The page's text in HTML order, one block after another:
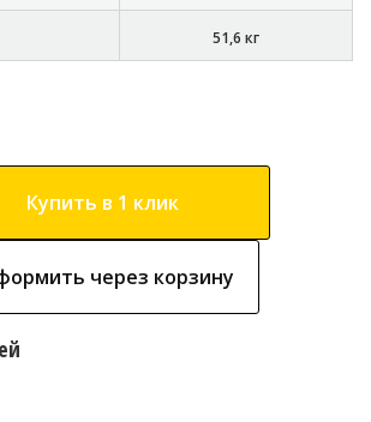
51,6 кг
Купить в 1 клик
через корзину